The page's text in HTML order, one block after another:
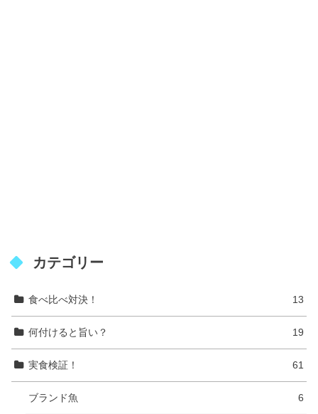
カテゴリー
食べ比べ対決！ 13
何付けると旨い？ 19
実食検証！ 61
ブランド魚 6